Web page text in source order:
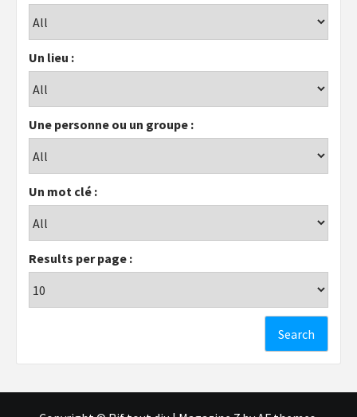
Un lieu :
Une personne ou un groupe :
Un mot clé :
Results per page :